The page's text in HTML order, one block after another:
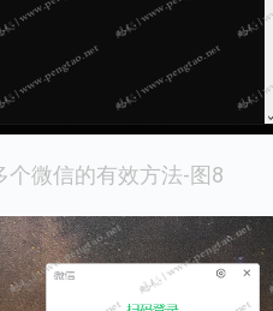
个微信的有效方法-图8